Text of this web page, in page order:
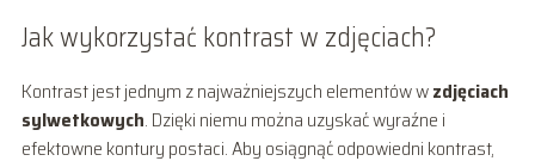
Jak wykorzystać kontrast w zdjęciach?
Kontrast jest jednym z najważniejszych elementów wzdjęciach
sylwetkowych. Dzięki niemu można uzyskać wyraźne i
efektowne kontury postaci. Aby osiągnąć odpowiedni kontrast,